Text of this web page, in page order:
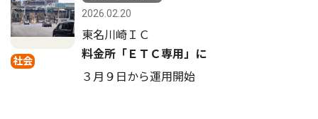
社会
2026.02.20
東名川崎ＩＣ
料金所「ＥＴＣ専用」に
３月９日から運用開始